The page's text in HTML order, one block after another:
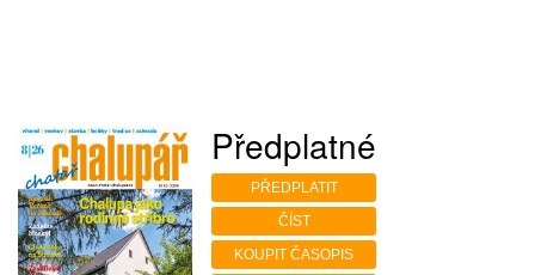
Předplatné
PŘEDPLATIT
ČÍST
KOUPIT ČASOPIS